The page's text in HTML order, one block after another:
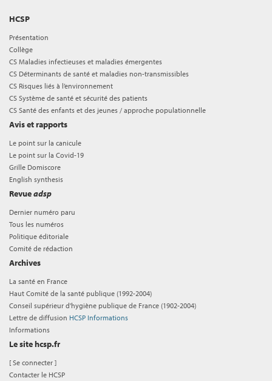
HCSP
Présentation
Collège
CS Maladies infectieuses et maladies émergentes
CS Déterminants de santé et maladies non-transmissibles
CS Risques liés à l’environnement
CS Système de santé et sécurité des patients
CS Santé des enfants et des jeunes / approche populationnelle
Avis et rapports
Le point sur la canicule
Le point sur la Covid-19
Grille Domiscore
English synthesis
Revueadsp
Dernier numéro paru
Tous les numéros
Politique éditoriale
Comité de rédaction
Archives
La santé en France
Haut Comité de la santé publique (1992-2004)
Conseil supérieur d'hygiène publique de France (1902-2004)
Lettre de diffusion HCSP Informations
Informations
Le site hcsp.fr
[Se connecter ]
Contacter le HCSP